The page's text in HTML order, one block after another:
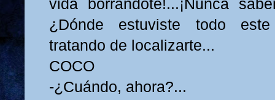
vida borrándote!...¡Nunca
¿Dónde estuviste todo este
tratando de localizarte...
COCO
-¿Cuándo, ahora?...